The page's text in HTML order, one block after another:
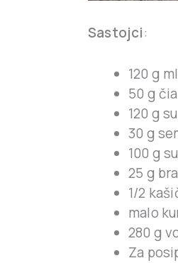
Sastojci:
120 g
50 g
120 g
30 g
100 g
25 g
1/2
malo
280 g
Za